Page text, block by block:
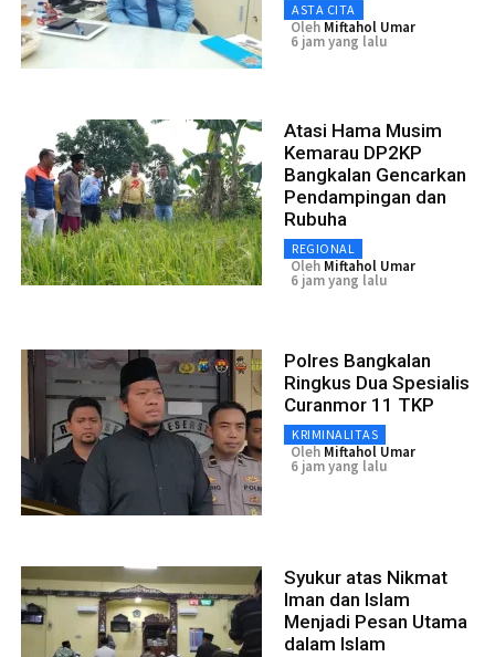
ASTA CITA
Oleh Miftahol Umar
6 jam yang lalu
Atasi Hama Musim
Kemarau DP2KP
Bangkalan Gencarkan
Pendampingan dan
Rubuha
REGIONAL
Oleh Miftahol Umar
6 jam yang lalu
Polres Bangkalan
Ringkus Dua Spesialis
Curanmor 11 TKP
KRIMINALITAS
Oleh Miftahol Umar
6 jam yang lalu
Syukur atas Nikmat
Iman dan Islam
Menjadi Pesan Utama
dalam Islam